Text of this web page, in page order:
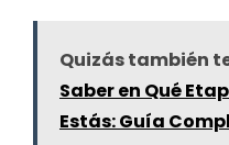
Quizás también
Saber en Qué
Estás: Guía